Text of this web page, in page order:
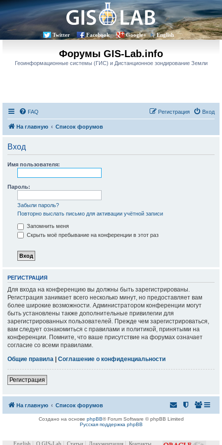
Twitter Facebook Google+ English
Форумы GIS-Lab.info
Геоинформационные системы (ГИС) и Дистанционное зондирование Земли
FAQ Вход
Регистрация
На главную Список форумов
Вход
Имя пользователя:
Пароль:
Забыли пароль?
Повторно выслать письмо для активации учётной записи
Запомнить меня
Скрыть моё пребывание на конференции в этот раз
РЕГИСТРАЦИЯ
Для входа на конференцию вы должны быть зарегистрированы.
Регистрация занимает всего несколько минут, но предоставляет вам
более широкие возможности. Администратором конференции могут
быть установлены также дополнительные привилегии для
зарегистрированных пользователей. Прежде чем зарегистрироваться,
вам следует ознакомиться с правилами и политикой, принятыми на
конференции. Помните, что ваше присутствие на форумах означает
согласие со всеми правилами.
Общие правила | Соглашение о конфиденциальности
Регистрация
На главную Список форумов
Создано на основе phpBB® Forum Software © phpBB Limited
Русская поддержка phpBB
English О GIS-Lab Статьи Документация Контакты